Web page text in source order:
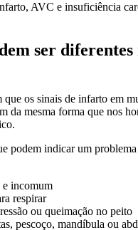
AVC e insuficiência
ser diferentes
que os sinais de infarto em
da mesma forma que nos
podem indicar um
e incomum
respirar
ou queimação no peito
pescoço, mandíbula ou